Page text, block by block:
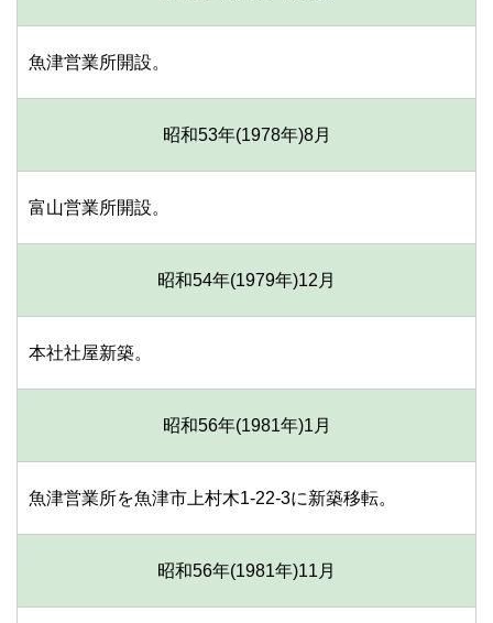
魚津営業所開設。
昭和53年(1978年)8月
富山営業所開設。
昭和54年(1979年)12月
本社社屋新築。
昭和56年(1981年)1月
魚津営業所を魚津市上村木1-22-3に新築移転。
昭和56年(1981年)11月